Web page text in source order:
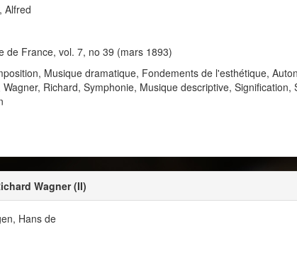
Alfred
de France, vol. 7, no 39 (mars 1893)
Musique dramatique, Fondements de l'esthétique,
Richard, Symphonie, Musique descriptive,
Wagner (II)
Hans de